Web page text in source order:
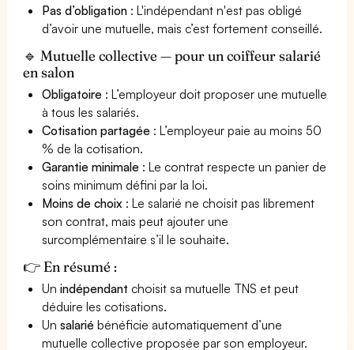
Pas d’obligation : L'indépendant n'est pas obligé
d’avoir une mutuelle, mais c’est fortement conseillé.
🔹 Mutuelle collective — pour un coiffeur salarié
en salon
Obligatoire : L’employeur doit proposer une mutuelle
à tous les salariés.
Cotisation partagée : L’employeur paie au moins 50
% de la cotisation.
Garantie minimale : Le contrat respecte un panier de
soins minimum défini par la loi.
Moins de choix : Le salarié ne choisit pas librement
son contrat, mais peut ajouter une
surcomplémentaire s’il le souhaite.
👉 En résumé :
Unindépendant choisit sa mutuelle TNS et peut
déduire les cotisations.
Unsalarié bénéficie automatiquement d’une
mutuelle collective proposée par son employeur.